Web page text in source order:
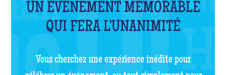
UN ÉVÈNEMENT MÉMORABLE
QUI FERA L'UNANIMITÉ
Vous cherchez une expérience inédite pour